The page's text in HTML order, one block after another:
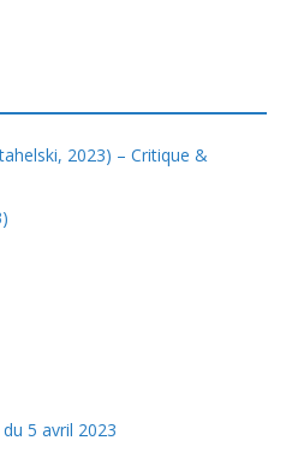
2023) – Critique &
5 avril 2023